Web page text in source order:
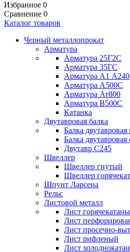
Избранное 0
Сравнение 0
Каталог товаров
Черный металлопрокат
Арматура
Арматура 25Г2С
Арматура 35ГС
Арматура А1 А240
Арматура А500С
Арматура Ат800
Арматура В500С
Катанка
Двутавровая балка
Балка
Балка двутавровая
Двутавр С245
Швеллер
Швеллер гнутый
Швеллер
Шпунт Ларсена
Рельс
Листовой металл
Лист
Лист
Лист просечно-
Лист рифленый
Лист